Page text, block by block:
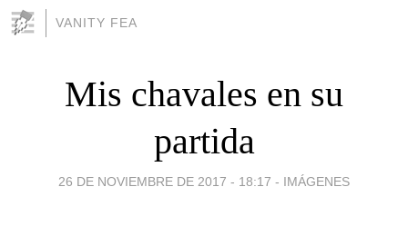
VANITY FEA
Mis chavales en su
partida
26 DE NOVIEMBRE DE 2017 - 18:17 - IMÁGENES